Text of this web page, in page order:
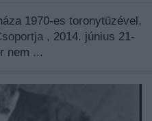
1970-es toronytüzével,
, 2014. június 21-
nem ...